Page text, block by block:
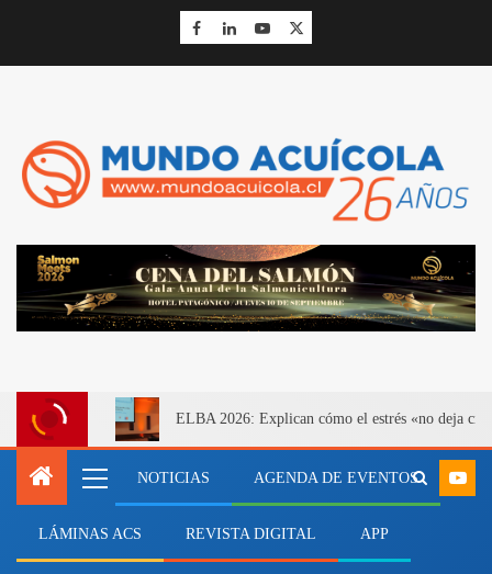
ELBA 2026: Explican cómo el estrés «no deja
NOTICIAS AGENDA DE EVENTOS
LÁMINAS ACS REVISTA DIGITAL APP